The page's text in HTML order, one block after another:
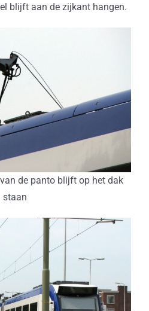
blijft aan de zijkant hangen.
de panto blijft op het dak
staan